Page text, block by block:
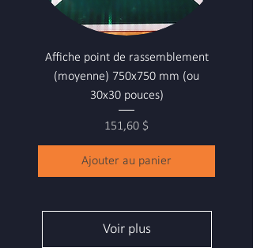
Affiche point de rassemblement
(moyenne) 750x750 mm (ou
30x30 pouces)
Prix
151,60 $
Ajouter au panier
Voir plus